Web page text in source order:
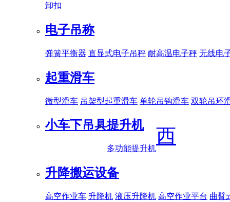
卸扣
电子吊称
弹簧平衡器 直显式电子吊秤 耐高温电子秤 无线电
起重滑车
微型滑车 吊架型起重滑车 单轮吊钩滑车 双轮吊环
小车下吊具提升机
多功能提升机
升降搬运设备
高空作业车 升降机 液压升降机 高空作业平台 曲臂
西